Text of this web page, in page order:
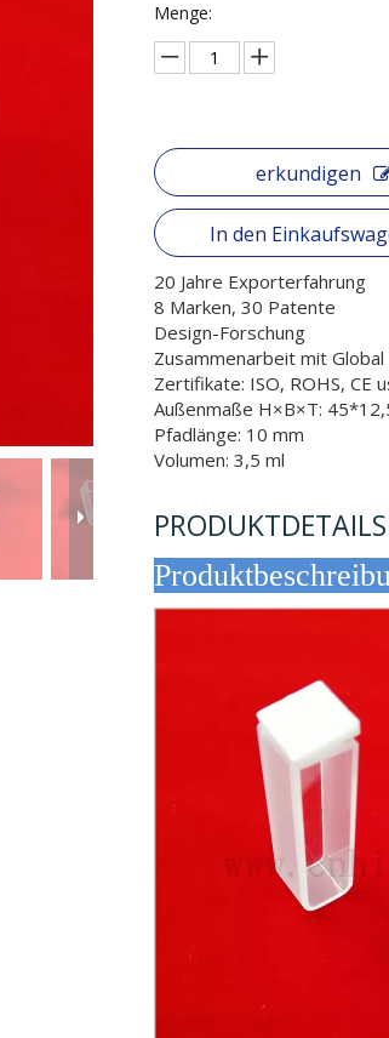
Menge:
erkundigen
In den
20 Jahre Exporterfahrung
8 Marken, 30 Patente
Design-Forschung
Zusammenarbeit mit
Zertifikate: ISO, ROHS, CE
Außenmaße H×B×T:
Pfadlänge: 10 mm
Volumen: 3,5 ml
PRODUKTDETAILS